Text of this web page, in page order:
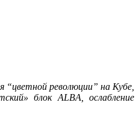
“цветной революции” на Кубе,
блок ALBA, ослабление